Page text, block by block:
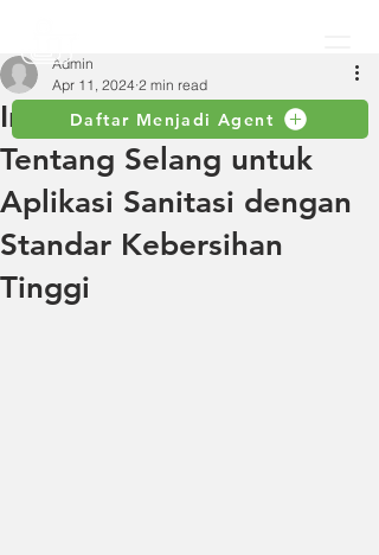
Daftar Menjadi Agent
Informasi Lengkap
Tentang Selang untuk
Aplikasi Sanitasi dengan
Standar Kebersihan
Tinggi
Admin
Apr 11, 2024 2 min read